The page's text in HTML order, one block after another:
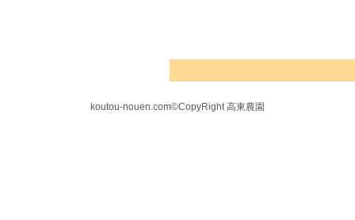
koutou-nouen.com©CopyRight 高東農園